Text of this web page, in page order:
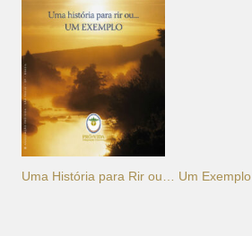
Uma História para Rir ou… Um Exemplo